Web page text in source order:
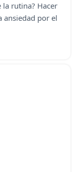
la rutina? Hacer
ansiedad por el